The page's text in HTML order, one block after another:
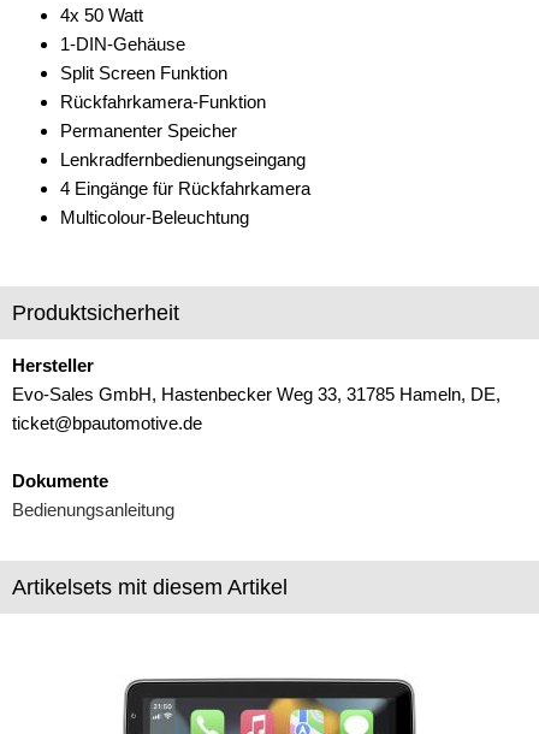
4x 50 Watt
1-DIN-Gehäuse
Split Screen Funktion
Rückfahrkamera-Funktion
Permanenter Speicher
Lenkradfernbedienungseingang
4 Eingänge für Rückfahrkamera
Multicolour-Beleuchtung
Produktsicherheit
Hersteller
Evo-Sales GmbH, Hastenbecker Weg 33, 31785 Hameln, DE,
ticket@bpautomotive.de
Dokumente
Bedienungsanleitung
Artikelsets mit diesem Artikel